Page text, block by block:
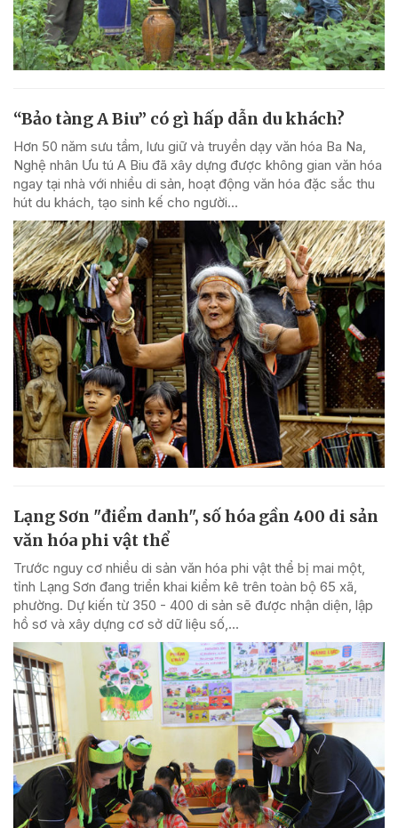
“Bảo tàng A Biu” có gì hấp dẫn du khách?
Hơn 50 năm sưu tầm, lưu giữ và truyền dạy văn hóa Ba Na,
Nghệ nhân Ưu tú A Biu đã xây dựng được không gian văn hóa
ngay tại nhà với nhiều di sản, hoạt động văn hóa đặc sắc thu
hút du khách, tạo sinh kế cho người...
Lạng Sơn "điểm danh", số hóa gần 400 di sản
văn hóa phi vật thể
Trước nguy cơ nhiều di sản văn hóa phi vật thể bị mai một,
tỉnh Lạng Sơn đang triển khai kiểm kê trên toàn bộ 65 xã,
phường. Dự kiến từ 350 - 400 di sản sẽ được nhận diện, lập
hồ sơ và xây dựng cơ sở dữ liệu số,...